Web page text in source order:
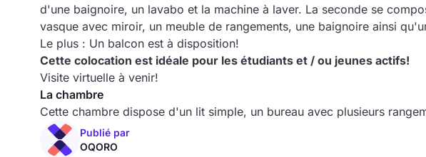
d'une baignoire, un lavabo et la machine à laver. La seconde se
vasque avec miroir, un meuble de rangements, une baignoire ainsi
Le plus : Un balcon est à disposition!
Cette colocation est idéale pour les étudiants et / ou jeunes actifs!
Visite virtuelle à venir!
La chambre
Cette chambre dispose d'un lit simple, un bureau avec plusieurs
Publié par
OQORO